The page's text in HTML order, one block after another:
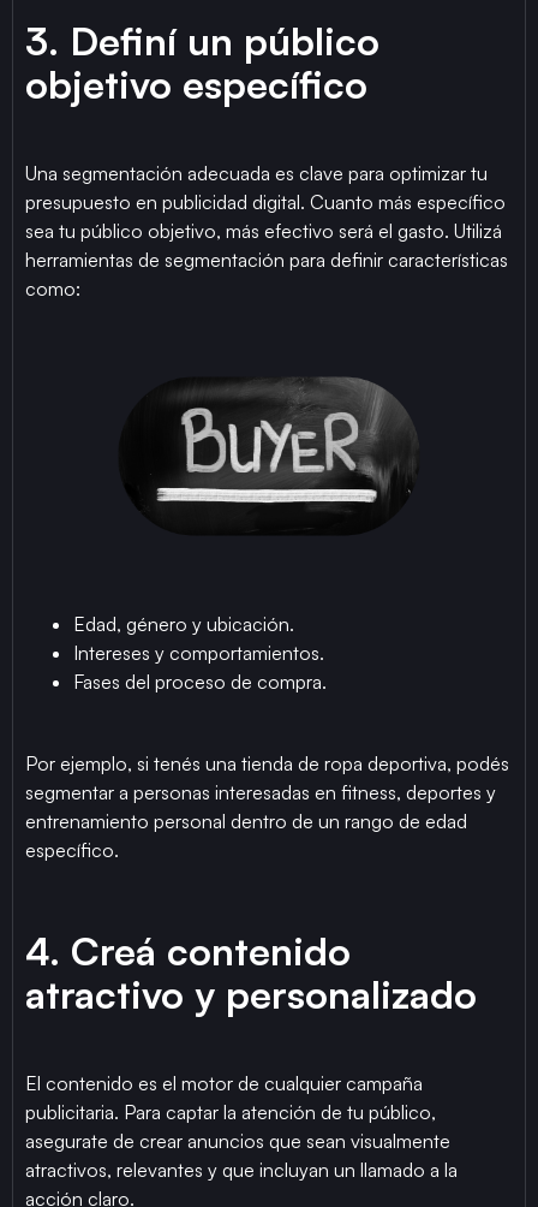
3. Definí un público
objetivo específico
Una segmentación adecuada es clave para optimizar tu
presupuesto en publicidad digital. Cuanto más específico
sea tu público objetivo, más efectivo será el gasto. Utilizá
herramientas de segmentación para definir características
como:
Edad, género y ubicación.
Intereses y comportamientos.
Fases del proceso de compra.
Por ejemplo, si tenés una tienda de ropa deportiva, podés
segmentar a personas interesadas en fitness, deportes y
entrenamiento personal dentro de un rango de edad
específico.
4. Creá contenido
atractivo y personalizado
El contenido es el motor de cualquier campaña
publicitaria. Para captar la atención de tu público,
asegurate de crear anuncios que sean visualmente
atractivos, relevantes y que incluyan un llamado a la
acción claro.